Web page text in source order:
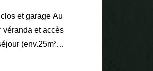
et garage Au
véranda et accès
(env.25m²),